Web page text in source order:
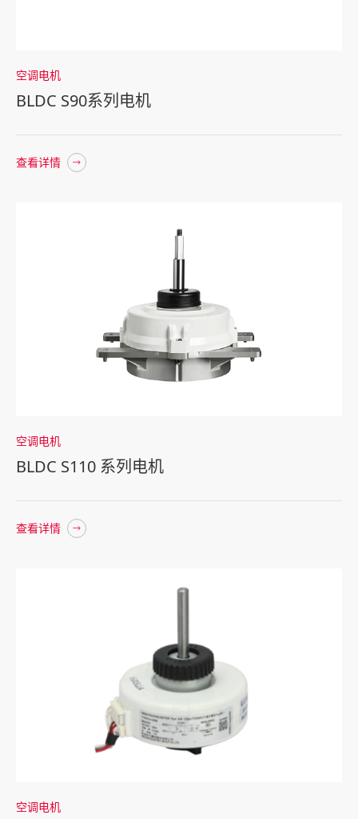
空调电机
BLDC S90系列电机
查看详情
空调电机
BLDC S110 系列电机
查看详情
空调电机